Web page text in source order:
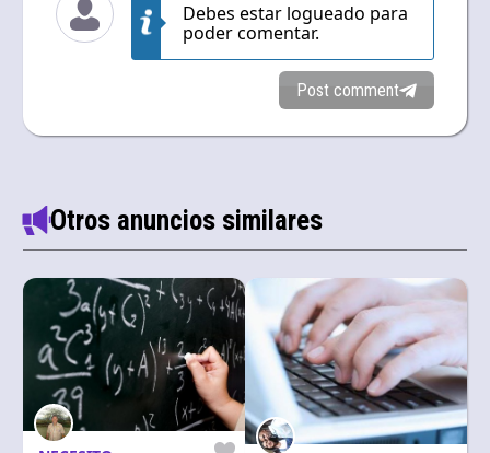
Debes estar logueado para
poder comentar.
Post comment
Otros anuncios similares